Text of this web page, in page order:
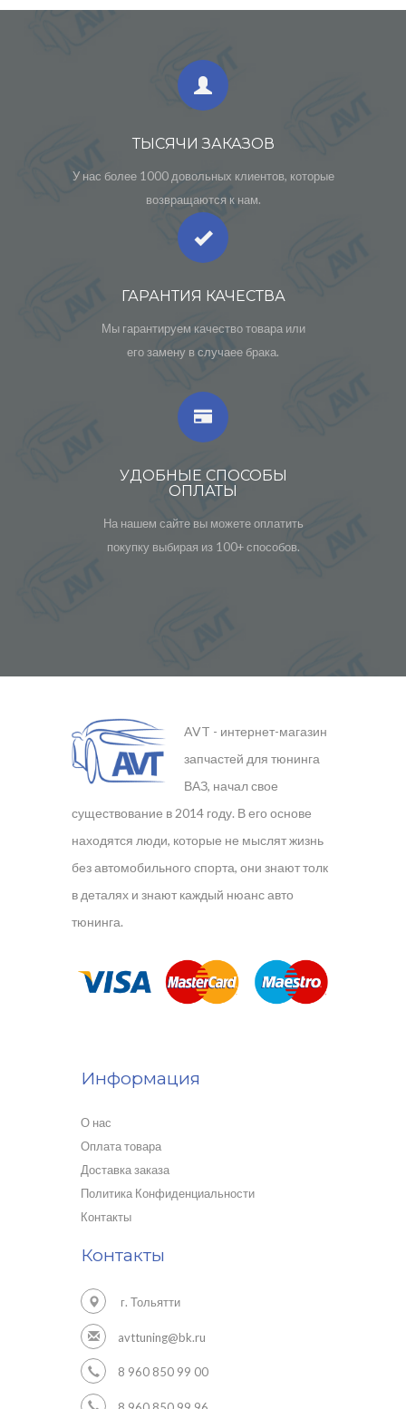
ТЫСЯЧИ ЗАКАЗОВ
У нас более 1000 довольных клиентов, которые
возвращаются к нам.
ГАРАНТИЯ КАЧЕСТВА
Мы гарантируем качество товара или
его замену в случаее брака.
УДОБНЫЕ СПОСОБЫ
ОПЛАТЫ
На нашем сайте вы можете оплатить
покупку выбирая из 100+ способов.
AVT - интернет-магазин
запчастей для тюнинга
ВАЗ, начал свое
существование в 2014 году. В его основе
находятся люди, которые не мыслят жизнь
без автомобильного спорта, они знают толк
в деталях и знают каждый нюанс авто
тюнинга.
Информация
О нас
Оплата товара
Доставка заказа
Политика Конфиденциальности
Контакты
Контакты
г. Тольятти
avttuning@bk.ru
8 960 850 99 00